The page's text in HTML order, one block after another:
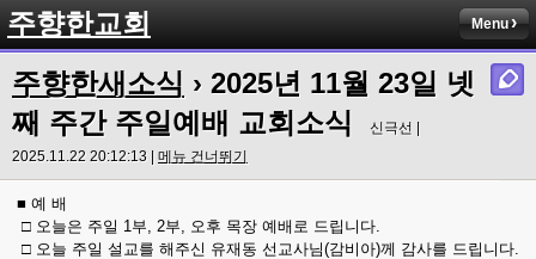
주향한교회 Menu
주향한새소식 › 2025년 11월 23일 넷
째 주간 주일예배 교회소식
신극선 |
2025.11.22 20:12:13 | 메뉴 건너뛰기
■ 예 배
□ 오늘은 주일 1부, 2부, 오후 목장 예배로 드립니다.
□ 오늘 주일 설교를 해주신 유재동 선교사님(감비아)께 감사를 드립니다.